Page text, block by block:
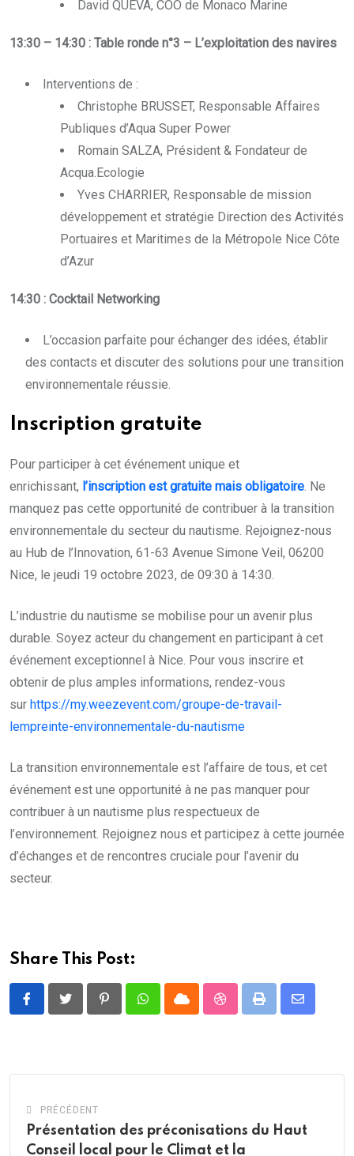
David QUEVA, COO de Monaco Marine
13:30 – 14:30 : Table ronde n°3 – L’exploitation des navires
Interventions de :
Christophe BRUSSET, Responsable Affaires
Publiques d’Aqua Super Power
Romain SALZA, Président & Fondateur de
Acqua.Ecologie
Yves CHARRIER, Responsable de mission
développement et stratégie Direction des Activités
Portuaires et Maritimes de la Métropole Nice Côte
d’Azur
14:30 : Cocktail Networking
L’occasion parfaite pour échanger des idées, établir
des contacts et discuter des solutions pour une transition
environnementale réussie.
Inscription gratuite
Pour participer à cet événement unique et
enrichissant, l’inscription est gratuite mais obligatoire . Ne
manquez pas cette opportunité de contribuer à la transition
environnementale du secteur du nautisme. Rejoignez-nous
au Hub de l’Innovation, 61-63 Avenue Simone Veil, 06200
Nice, le jeudi 19 octobre 2023, de 09:30 à 14:30.
L’industrie du nautisme se mobilise pour un avenir plus
durable. Soyez acteur du changement en participant à cet
événement exceptionnel à Nice. Pour vous inscrire et
obtenir de plus amples informations, rendez-vous
sur https://my.weezevent.com/groupe-de-travail-
lempreinte-environnementale-du-nautisme
La transition environnementale est l’affaire de tous, et cet
événement est une opportunité à ne pas manquer pour
contribuer à un nautisme plus respectueux de
l’environnement. Rejoignez nous et participez à cette journée
d’échanges et de rencontres cruciale pour l’avenir du
secteur.
Share This Post:
PinterestWhatsappCloud StumbleUpon
Print
Share
PRÉCÉDENT
Présentation des préconisations du Haut
Conseil local pour le Climat et la